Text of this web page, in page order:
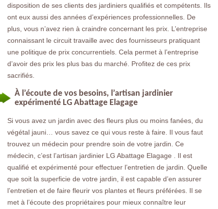
disposition de ses clients des jardiniers qualifiés et compétents. Ils
ont eux aussi des années d’expériences professionnelles. De
plus, vous n’avez rien à craindre concernant les prix. L’entreprise
connaissant le circuit travaille avec des fournisseurs pratiquant
une politique de prix concurrentiels. Cela permet à l’entreprise
d’avoir des prix les plus bas du marché. Profitez de ces prix
sacrifiés.
À l’écoute de vos besoins, l’artisan jardinier
expérimenté LG Abattage Elagage
Si vous avez un jardin avec des fleurs plus ou moins fanées, du
végétal jauni… vous savez ce qui vous reste à faire. Il vous faut
trouvez un médecin pour prendre soin de votre jardin. Ce
médecin, c’est l’artisan jardinier LG Abattage Elagage . Il est
qualifié et expérimenté pour effectuer l’entretien de jardin. Quelle
que soit la superficie de votre jardin, il est capable d’en assurer
l’entretien et de faire fleurir vos plantes et fleurs préférées. Il se
met à l’écoute des propriétaires pour mieux connaître leur